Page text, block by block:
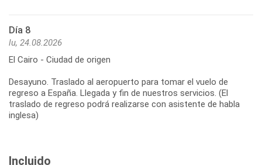
Día 8
lu, 24.08.2026
El Cairo - Ciudad de origen
Desayuno. Traslado al aeropuerto para tomar el vuelo de
regreso a España. Llegada y fin de nuestros servicios. (El
traslado de regreso podrá realizarse con asistente de habla
inglesa)
Incluido